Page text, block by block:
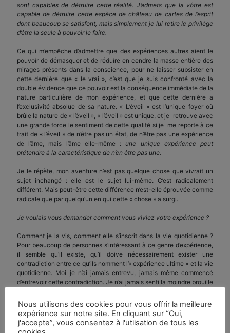
sont capables de détruire cette réalité. J’admets que la vôtre est
capable de détruire cette espèce de château de cartes de l’esprit
dont beaucoup se satisfont, mais simplement je lui retire le privilège
d’être la seule à pouvoir le faire.
Ce qui m’empêche d’admettre que des expériences autres aient le
pouvoir de démasquer et de réduire en cendre la masse entière des
mirages présents dans la conscience, pour ne laisser subsister en
cette dernière que « le vrai », c’est que je suis confronté avec la
double évidence que ce pouvoir est la conséquence immédiate de la
nature particulière de mon expérience, et que cette dernière a
l’exclusivité absolue de sa nature. « L’éveil » est l’unique foyer où
brûle la nature de « l’éveil », « l’éveil » est unique, et je retrouve avec
une grande force le sentiment de cette qualité si je me reporte à ce
trait de « l’éveil » de n’être pas un état, de n’être pas une expérience
de l’âme, mais l’âme elle-même :une unique expérience peut
prétendre à la caractéristique de n’en être pas une.
Je le répète, mon aventure n’est pas quelque chose que vivrait un
sujet inchangé : elle est le sujet lui-même. C’est radicalement
différent. Mais peut-être cette différence n’est-elle éprouvée comme
radicale que par quelqu’un en qui cette « chose » a surgi.
Je voulais vous demander comment vous viviez votre expérience ?
Comment je la vis, comment elle s’inscrit dans la vie quotidienne ?
Pour beaucoup de personnes s’intéressant à ce genre d’expérience,
il semble qu’il existe, qu’il doive nécessairement exister une
contradiction entre ce qu’ils nomment l’« expérience ultime » et la vie
quotidienne. Moi je n’ai jamais entrevu, jamais même commencé
d’entrevoir cette contradiction. Je n’ai jamais senti la moindre brouille
activité sexuelle quelconque, et la nécessité de vivre cette « chose
». La nature de cette « chose » exclut une telle contradiction, de la
même façon qu’elle n’exige pour briller aucune sorte de sacrifice.
Cette opinion que la contradiction existe pourrait provenir du fait
Nous utilisons des cookies pour vous offrir la meilleure
expérience sur notre site. En cliquant sur “Oui,
j'accepte”, vous consentez à l'utiisation de tous les